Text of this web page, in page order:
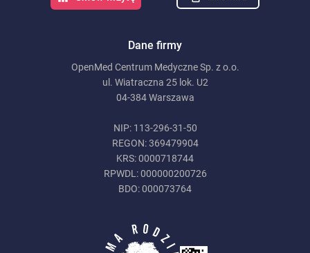
Dane firmy
OpenMed Centrum Medyczne Sp. z o.o.
ul. Wiatraczna 25 lok. U2
04-384 Warszawa
NIP: 113-296-31-50
REGON: 369479904
KRS: 0000718744
RPWDL: 000000200726
BDO: 000073764